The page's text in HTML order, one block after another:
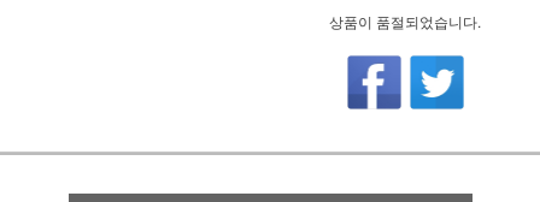
상품이 품절되었습니다.